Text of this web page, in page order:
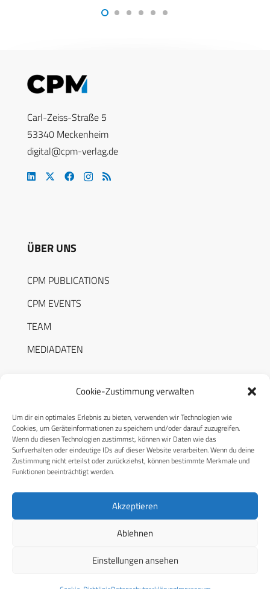
Cookie-Zustimmung verwalten
Um dir ein optimales Erlebnis zu bieten, verwenden wir Technologien wie
Cookies, um Geräteinformationen zu speichern und/oder darauf zuzugreifen.
Wenn du diesen Technologien zustimmst, können wir Daten wie das
Surfverhalten oder eindeutige IDs auf dieser Website verarbeiten. Wenn du deine
Zustimmung nicht erteilst oder zurückziehst, können bestimmte Merkmale und
Funktionen beeinträchtigt werden.
Akzeptieren
Ablehnen
Einstellungen ansehen
Carl-Zeiss-Straße 5
53340 Meckenheim
digital@cpm-verlag.de
ÜBER UNS
CPM PUBLICATIONS
CPM EVENTS
TEAM
MEDIADATEN
RECHTLICHES
Datenschutzerklärung
Cookie-Richtlinie (EU)